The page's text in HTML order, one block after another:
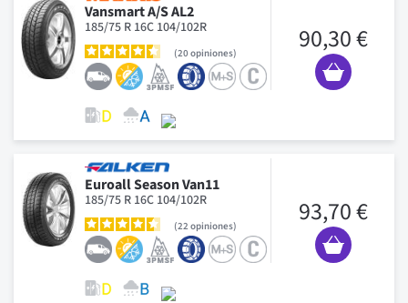
Vansmart A/S AL2
185/75 R 16C 104/102R
20opiniones 90,30 €
Euroall Season Van11
185/75 R 16C 104/102R
22 opiniones 93,70 €